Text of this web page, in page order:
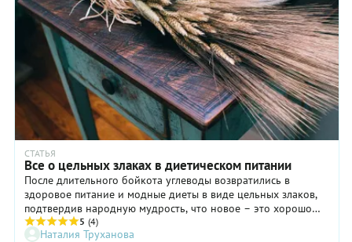
СТАТЬЯ
Все о цельных злаках в диетическом питании
После длительного бойкота углеводы возвратились в
здоровое питание и модные диеты в виде цельных злаков,
подтвердив народную мудрость, что новое – это хорошо
забытое старое.
5 (4)
Наталия Труханова